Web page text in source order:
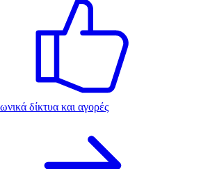
δίκτυα και αγορές